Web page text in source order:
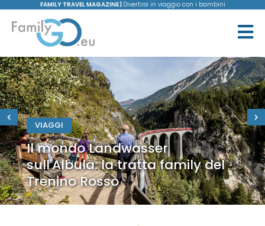
FAMILY TRAVEL MAGAZINE | Divertirsi in viaggio con i bambini
VIAGGI
Il mondo Landwasser
sull'Albula: la tratta family del
Trenino Rosso